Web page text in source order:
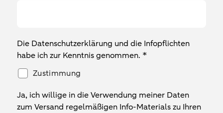
Die Datenschutzerklärung und die Infopflichten
habe ich zur Kenntnis genommen. *
Zustimmung
Ja, ich willige in die Verwendung meiner Daten
zum Versand regelmäßigen Info-Materials zu Ihren